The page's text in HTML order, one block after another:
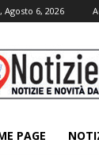
Agosto 6, 2026
PAGE